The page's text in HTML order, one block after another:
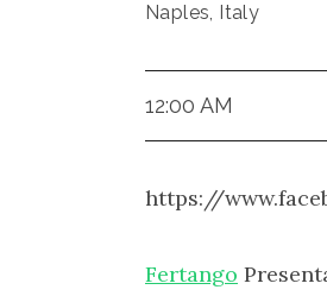
Naples, Italy
12:00 AM
https://
Fertango